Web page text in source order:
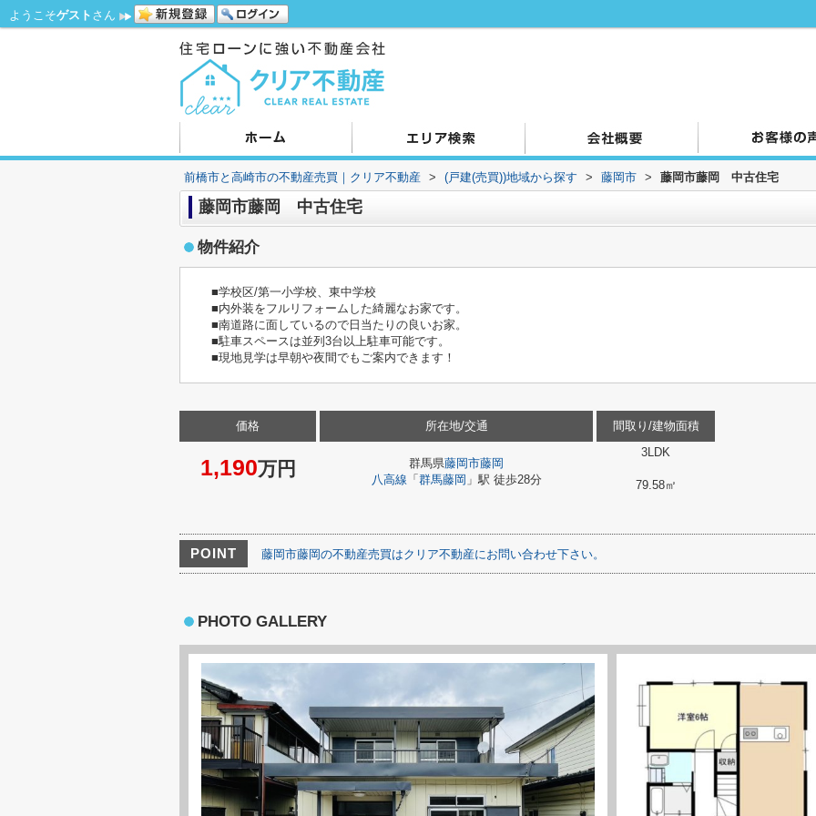
ようこそゲスト さん
前橋市と高崎市の不動産売買｜クリア不動産 > (戸建(売買))地域から探す > 藤岡市 > 藤岡市藤岡 中古住宅
藤岡市藤岡 中古住宅
物件紹介
■学校区/第一小学校、東中学校
■内外装をフルリフォームした綺麗なお家です。
■南道路に面しているので日当たりの良いお家。
■駐車スペースは並列3台以上駐車可能です。
■現地見学は早朝や夜間でもご案内できます！
価格
1,190万円
所在地/交通
群馬県藤岡市藤岡
八高線 「 群馬藤岡 」駅 徒歩28分
間取り/建物面積
3LDK
79.58㎡
POINT 藤岡市藤岡の不動産売買はクリア不動産にお問い合わせ下さい。
PHOTO GALLERY